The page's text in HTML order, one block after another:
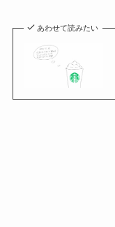
あわせて読みたい